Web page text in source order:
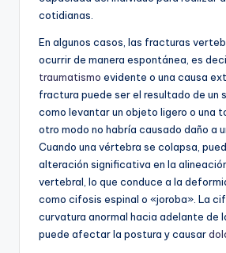
cotidianas.
En algunos casos, las fracturas
ocurrir de manera espontánea, es
traumatismo evidente o una causa
fractura puede ser el resultado de un
como levantar un objeto ligero o una
otro modo no habría causado daño a
Cuando una vértebra se colapsa,
alteración significativa en la
vertebral, lo que conduce a la
como cifosis espinal o «joroba». La
curvatura anormal hacia adelante de
puede afectar la postura y causar